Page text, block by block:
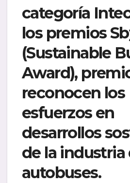
categoría
los premios
(Sustainable
Award),
reconocen los
esfuerzos en
desarrollos
de la industria
autobuses.